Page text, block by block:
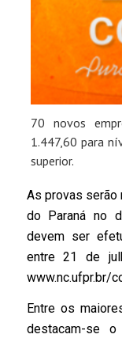
70 novos
1.447,60 para
superior.
As provas serão
do Paraná no
devem ser
entre 21 de
www.nc.ufpr.br/
Entre os
destacam-se